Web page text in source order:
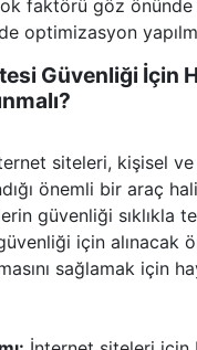
faktörü göz
optimizasyon
Güvenliği İçin
siteleri, kişisel ve
önemli bir araç
güvenliği sıklıkla
için alınacak
sağlamak için